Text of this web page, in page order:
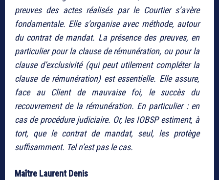
preuves des actes réalisés par le Courtier s’avère
fondamentale. Elle s’organise avec méthode, autour
du contrat de mandat. La présence des preuves, en
particulier pour la clause de rémunération, ou pour la
clause d’exclusivité (qui peut utilement compléter la
clause de rémunération) est essentielle. Elle assure,
face au Client de mauvaise foi, le succès du
recouvrement de la rémunération. En particulier : en
cas de procédure judiciaire. Or, les IOBSP estiment, à
tort, que le contrat de mandat, seul, les protège
suffisamment. Tel n’est pas le cas.
Maître Laurent Denis